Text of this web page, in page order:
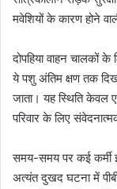
मवेशियों के कारण होने
दोपहिया वाहन चालकों
ये पशु अंतिम क्षण तक
जाता। यह स्थिति केवल
परिवार के लिए
समय-समय पर कई कर्मी
अत्यंत दुखद घटना में